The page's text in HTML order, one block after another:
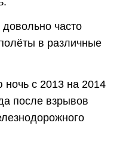
довольно часто
в различные
с 2013 на 2014
после взрывов